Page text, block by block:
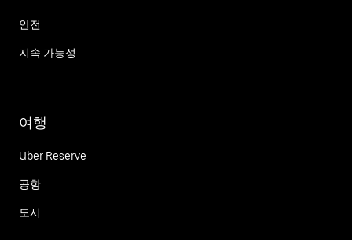
안전
지속 가능성
여행
Uber Reserve
공항
도시